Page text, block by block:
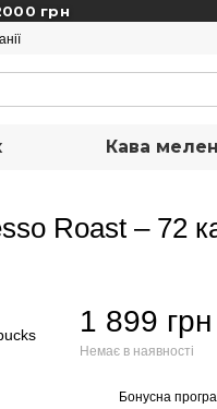
грн
Кава
Roast – 72
1 899 грн
Немає в наявності
Бонусна